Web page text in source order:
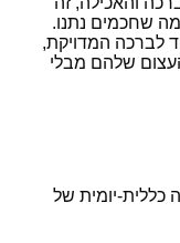
שחכמים נתנו.
לברכה המדויקת,
שלהם מבלי
יומית של